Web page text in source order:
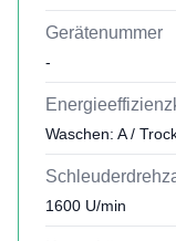
Gerätenummer
-
Waschen: A /
1600 U/min